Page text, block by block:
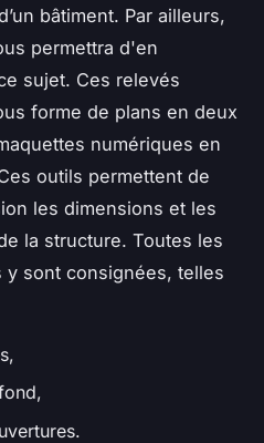
bâtiment. Par ailleurs,
permettra d'en
sujet. Ces relevés
forme de plans en deux
numériques en
outils permettent de
les dimensions et les
la structure. Toutes les
sont consignées, telles